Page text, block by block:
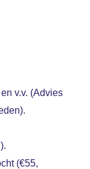
v.v. (Advies
(€55,